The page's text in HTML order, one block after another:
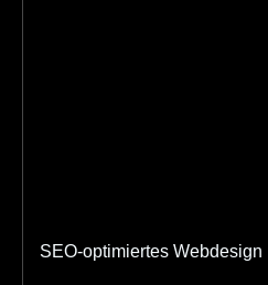
SEO-optimiertes Webdesign